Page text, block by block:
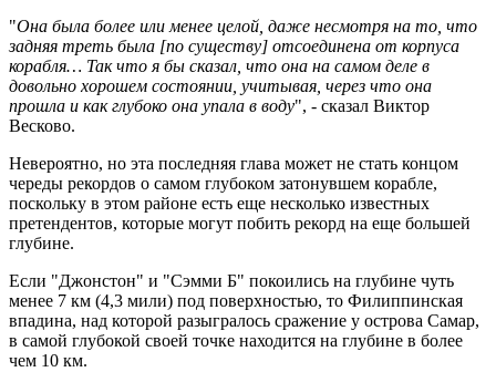
"Она была более или менее целой, даже несмотря на то, что
задняя треть была [по существу] отсоединена от корпуса
корабля… Так что я бы сказал, что она на самом деле в
довольно хорошем состоянии, учитывая, через что она
прошла и как глубоко она упала в воду", - сказал Виктор
Весково.
Невероятно, но эта последняя глава может не стать концом
череды рекордов о самом глубоком затонувшем корабле,
поскольку в этом районе есть еще несколько известных
претендентов, которые могут побить рекорд на еще большей
глубине.
Если "Джонстон" и "Сэмми Б" покоились на глубине чуть
менее 7 км (4,3 мили) под поверхностью, то Филиппинская
впадина, над которой разыгралось сражение у острова Самар,
в самой глубокой своей точке находится на глубине в более
чем 10 км.